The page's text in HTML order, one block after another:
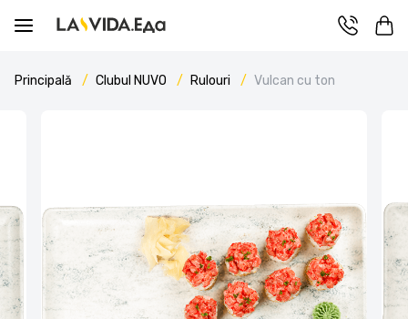
Principală Clubul NUVO Rulouri Vulcan cu ton